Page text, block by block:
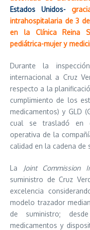
Estados Unidos-
intrahospitalaria de 3
en la Clínica Reina
pediátrica-mujer y
Durante la
internacional a Cruz
respecto a la
cumplimiento de los
medicamentos) y GLD
cual se trasladó en
operativa de la
calidad en la cadena de
La Joint Commission
suministro de Cruz
excelencia
modelo trazador
de suministro;
medicamentos y